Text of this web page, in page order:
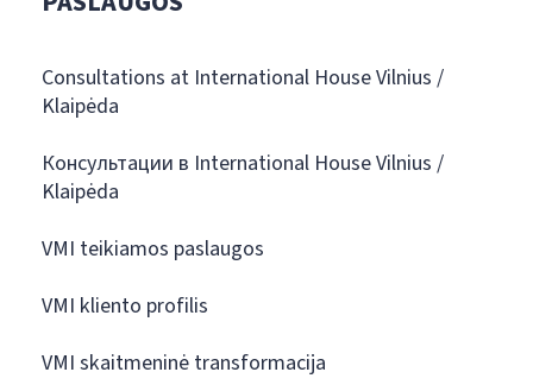
Consultations at International House Vilnius /
Klaipėda
Консультации в International House Vilnius /
Klaipėda
VMI teikiamos paslaugos
VMI kliento profilis
VMI skaitmeninė transformacija